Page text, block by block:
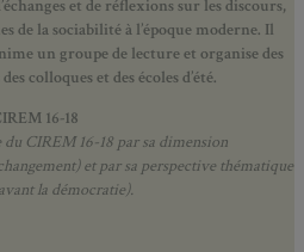
et de réflexions sur les discours,
de la sociabilité à l’époque moderne. Il
un groupe de lecture et organise des
colloques et des écoles d’été.
16-18
CIREM 16-18 par sa dimension
et par sa perspective thématique
la démocratie).